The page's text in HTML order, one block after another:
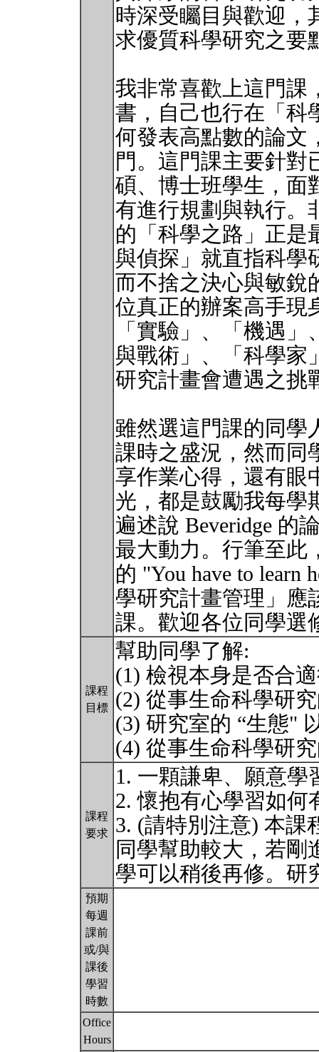
時深受矚目與歡迎，
求優質科學研究之要
我非常喜歡上這門課
書，自己也行在「科
何發表高點數的論文
門。這門課主要針對
碩、博士班學生，面
有進行規劃與執行。
的「科學之路」正是
與偵探」就直指科學
而不捨之決心與敏銳
位真正的辦案高手現
「實驗」、「機遇
與戰術」、「科學家
研究計畫會遭遇之挑
雖然選這門課的同學
課時之盛況，然而同
享作業心得，還有眼
光，都是鼓勵我每學
遍述說 Beveridge 的
最大動力。行筆至此
的 "You have to learn
學研究計畫管理」應
課。歡迎各位同學
課程
目標
幫助同學了解:
(1) 檢視本身是否合
(2) 從事生命科學研
(3) 研究室的 “生態"
(4) 從事生命科學研
課程
要求
1. 一顆謙卑、願意
2. 懷抱有心學習如何
3. (請特別注意) 本課
同學幫助較大，若剛
學可以稍後再修。
預期
每週
課前
或/與
課後
學習
時數
Office
Hours